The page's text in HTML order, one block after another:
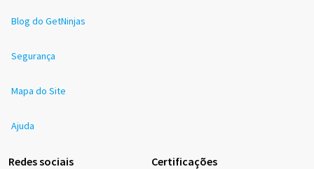
Blog do GetNinjas
Segurança
Mapa do Site
Ajuda
Redes sociais Certificações